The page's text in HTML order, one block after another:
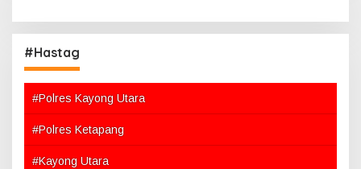
#Hastag
#Polres Kayong Utara
#Polres Ketapang
#Kayong Utara